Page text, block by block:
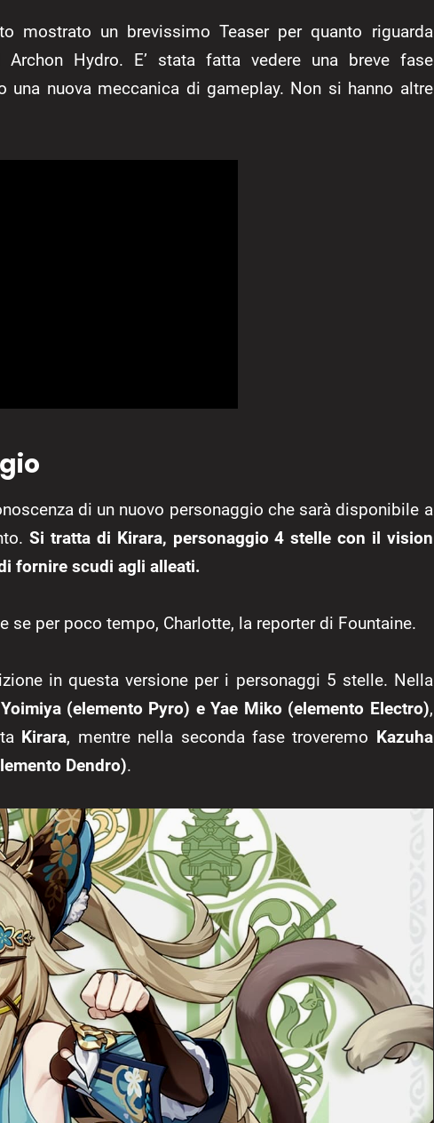
mostrato un brevissimo Teaser per quanto riguarda
Archon Hydro. E’ stata fatta vedere una breve fase
una nuova meccanica di gameplay. Non si hanno altre
di un nuovo personaggio che sarà disponibile a
Si tratta di Kirara, personaggio 4 stelle con il vision
fornire scudi agli alleati.
se per poco tempo, Charlotte, la reporter di Fountaine.
in questa versione per i personaggi 5 stelle. Nella
Yoimiya (elemento Pyro) e Yae Miko (elemento Electro),
Kirara, mentre nella seconda fase troveremo Kazuha
Dendro).